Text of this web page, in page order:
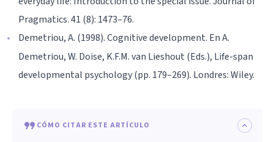
Pragmatics. 41 (8): 1473–76.
Demetriou, A. (1998). Cognitive development. En A.
Demetriou, W. Doise, K.F.M. van Lieshout (Eds.), Life-span
developmental psychology (pp. 179–269). Londres: Wiley.
CÓMO CITAR ESTE ARTÍCULO